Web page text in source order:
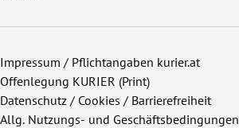
Impressum / Pflichtangaben kurier.at
Offenlegung KURIER (Print)
Datenschutz / Cookies / Barrierefreiheit
Allg. Nutzungs- und Geschäftsbedingungen